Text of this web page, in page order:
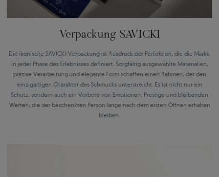
Verpackung SAVICKI
Die ikonische SAVICKI-Verpackung ist Ausdruck der Perfektion, die die Marke
in jeder Phase des Erlebnisses definiert. Sorgfältig ausgewählte Materialien,
präzise Verarbeitung und elegante Form schaffen einen Rahmen, der den
einzigartigen Charakter des Schmucks unterstreicht. Es ist nicht nur ein
Schutz, sondern auch ein Vorbote von Emotionen, Prestige und bleibenden
Werten, die der beschenkten Person lange nach dem ersten Öffnen erhalten
bleiben.